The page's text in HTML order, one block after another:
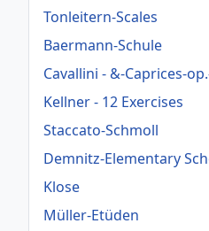
Tonleitern-Scales
Baermann-Schule
Cavallini - &-Caprices-
Kellner - 12 Exercises
Staccato-Schmoll
Demnitz-Elementary
Klose
Müller-Etüden